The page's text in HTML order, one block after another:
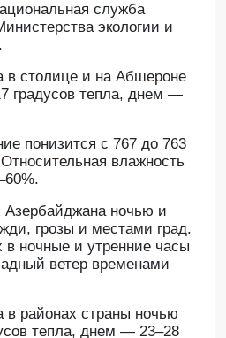
служба
экологии и
в столице и на Абшероне
градусов тепла, днем —
понизится с 767 до 763
влажность
Азербайджана ночью и
грозы и местами град.
в ночные и утренние часы
ветер временами
в районах страны ночью
тепла, днем — 23–28